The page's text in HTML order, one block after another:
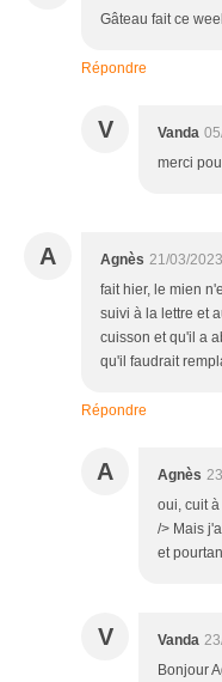
Gâteau fait ce
Répondre
V Vanda
merci
A Agnès 21/03/
fait hier, le mien
suivi à la lettre et
cuisson et qu'il a
qu'il faudrait
Répondre
A Agnès
oui, cuit
/> Mais
et
V Vanda
Bonjour